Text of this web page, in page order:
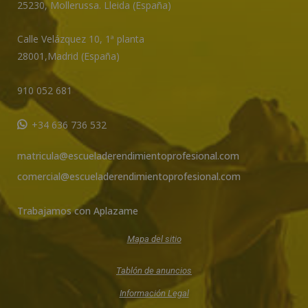
e
25230, Mollerussa. Lleida (España)
Calle Velázquez 10, 1ª planta
28001,Madrid (España)
910 052 681
+34 636 736 532
matricula@escueladerendimientoprofesional.com
comercial@escueladerendimientoprofesional.com
Trabajamos con Aplazame
Mapa del sitio
Tablón de anuncios
Información Legal